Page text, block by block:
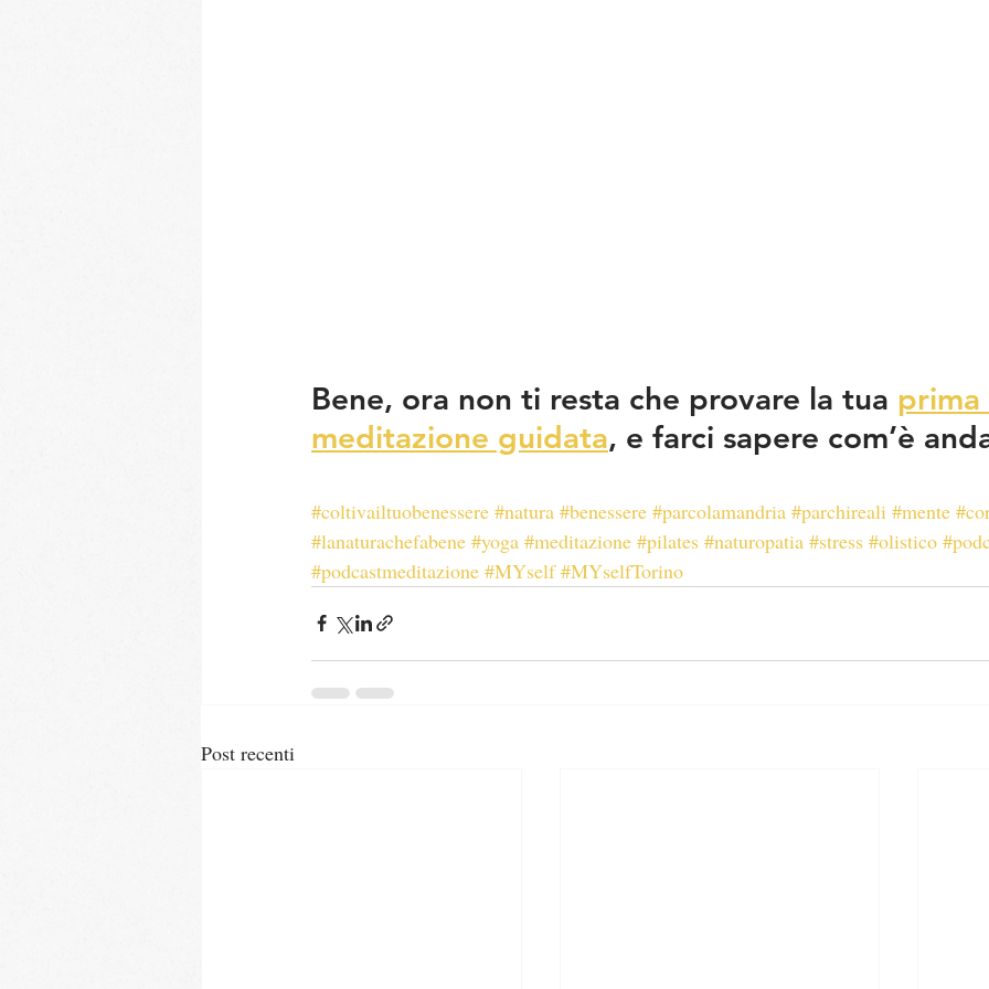
Bene, ora non ti resta che provare la tua prima
meditazione guidata, e farci sapere com’è
#coltivailtuobenessere #natura #benessere #parcolamandria #parchireali #mente
#lanaturachefabene #yoga #meditazione #pilates #naturopatia #stress #olistico
#podcastmeditazione #MYself #MYselfTorino
Post recenti